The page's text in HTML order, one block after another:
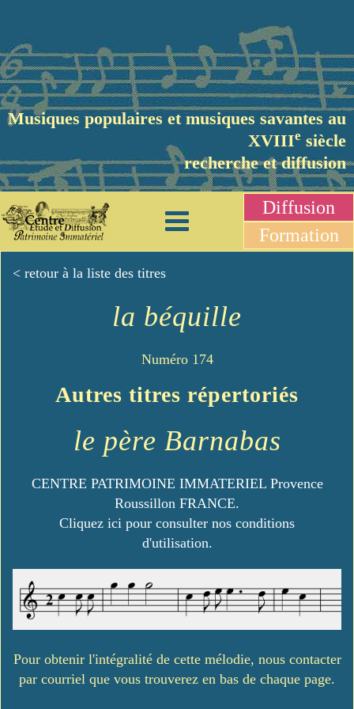
Musiques populaires et musiques savantes au
XVIIIe siècle
recherche et diffusion
Diffusion
Formation
< retour à la liste des titres
la béquille
Numéro 174
Autres titres répertoriés
le père Barnabas
CENTRE PATRIMOINE IMMATERIEL Provence
Roussillon FRANCE.
Cliquez ici pour consulter nos conditions
d'utilisation.
Pour obtenir l'intégralité de cette mélodie, nous contacter
par courriel que vous trouverez en bas de chaque page.